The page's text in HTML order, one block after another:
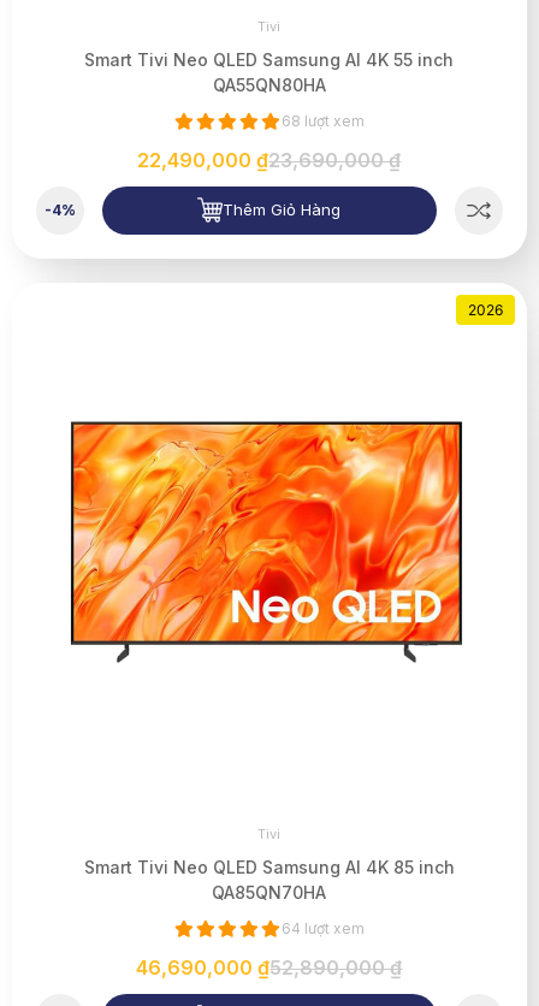
Tivi
Smart Tivi Neo QLED Samsung AI 4K 55 inch
QA55QN80HA
68 lượt xem
22,490,000 ₫23,690,000 ₫
-4% Thêm Giỏ Hàng
2026
Tivi
Smart Tivi Neo QLED Samsung AI 4K 85 inch
QA85QN70HA
64 lượt xem
46,690,000 ₫52,890,000 ₫